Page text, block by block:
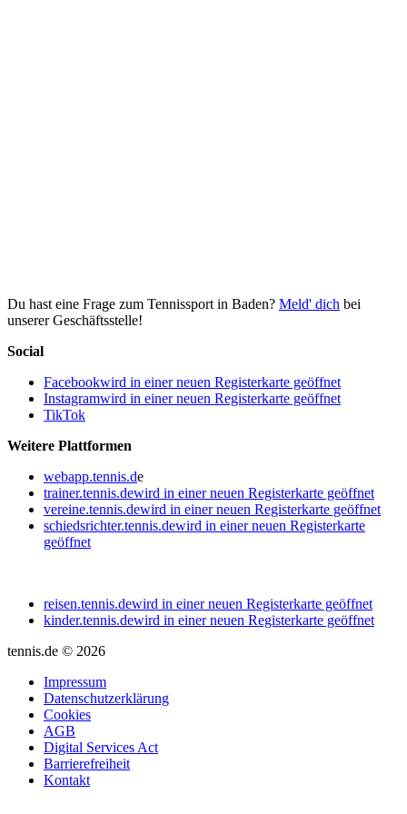
Du hast eine Frage zum Tennissport in Baden? Meld' dich bei
unserer Geschäftsstelle!
Social
Facebookwird in einer neuen Registerkarte geöffnet
Instagramwird in einer neuen Registerkarte geöffnet
TikTok
Weitere Plattformen
webapp.tennis.de
trainer.tennis.dewird in einer neuen Registerkarte geöffnet
vereine.tennis.dewird in einer neuen Registerkarte geöffnet
schiedsrichter.tennis.dewird in einer neuen Registerkarte
geöffnet
reisen.tennis.dewird in einer neuen Registerkarte geöffnet
kinder.tennis.dewird in einer neuen Registerkarte geöffnet
tennis.de © 2026
Impressum
Datenschutzerklärung
Cookies
AGB
Digital Services Act
Barrierefreiheit
Kontakt